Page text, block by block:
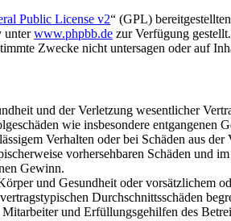
Public License v2“ (GPL)
unterwww.phpbb.de zur Verfügung
Zwecke nicht untersagen oder auf
und der Verletzung wesentlicher
wie insbesondere entgangenen
Verhalten oder bei Schäden aus
vorhersehbaren Schäden und
Gewinn.
und Gesundheit oder vorsätzlichem
Durchschnittsschäden
und Erfüllungsgehilfen des